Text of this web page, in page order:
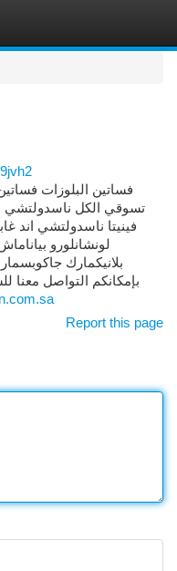
فساتين البلوزات
تسوقي الكل ناسدولتشي اند
فينيتا ناسدولتشي اند
لونشانلورو
بلانيكمارك
بإمكانكم التواصل معنا
Report this page